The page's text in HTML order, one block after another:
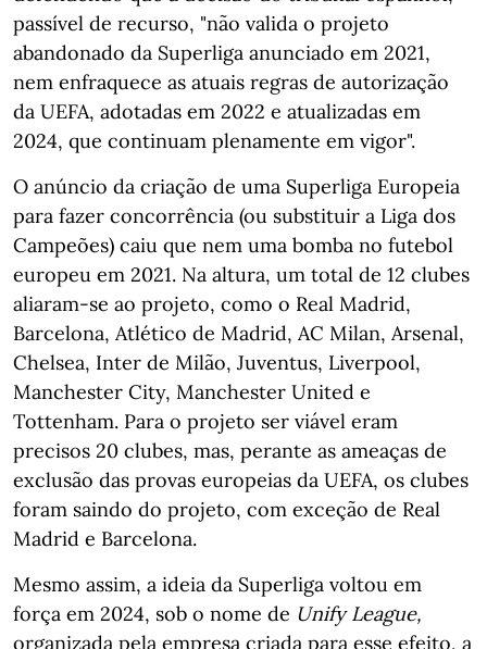
passível de recurso, "não valida o projeto
abandonado da Superliga anunciado em 2021,
nem enfraquece as atuais regras de autorização
da UEFA, adotadas em 2022 e atualizadas em
2024, que continuam plenamente em vigor".
O anúncio da criação de uma Superliga Europeia
para fazer concorrência (ou substituir a Liga dos
Campeões) caiu que nem uma bomba no futebol
europeu em 2021. Na altura, um total de 12 clubes
aliaram-se ao projeto, como o Real Madrid,
Barcelona, Atlético de Madrid, AC Milan, Arsenal,
Chelsea, Inter de Milão, Juventus, Liverpool,
Manchester City, Manchester United e
Tottenham. Para o projeto ser viável eram
precisos 20 clubes, mas, perante as ameaças de
exclusão das provas europeias da UEFA, os clubes
foram saindo do projeto, com exceção de Real
Madrid e Barcelona.
Mesmo assim, a ideia da Superliga voltou em
força em 2024, sob o nome de Unify League,
organizada pela empresa criada para esse efeito, a